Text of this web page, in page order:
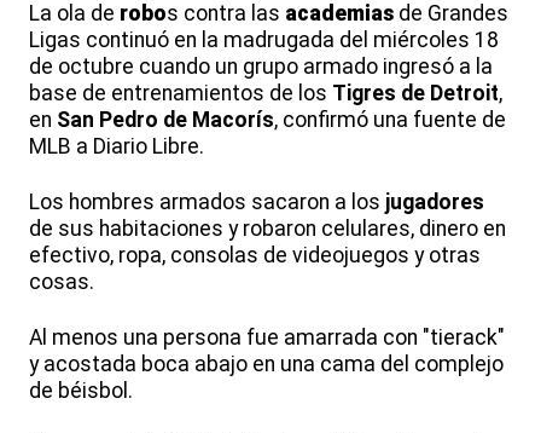
La ola de robos contra las academias de Grandes
Ligas continuó en la madrugada del miércoles 18
de octubre cuando un grupo armado ingresó a la
base de entrenamientos de los Tigres de Detroit,
en San Pedro de Macorís, confirmó una fuente de
MLB a Diario Libre.
Los hombres armados sacaron a los jugadores
de sus habitaciones y robaron celulares, dinero en
efectivo, ropa, consolas de videojuegos y otras
cosas.
Al menos una persona fue amarrada con "tierack"
y acostada boca abajo en una cama del complejo
de béisbol.